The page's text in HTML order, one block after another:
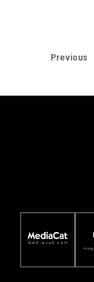
Previous